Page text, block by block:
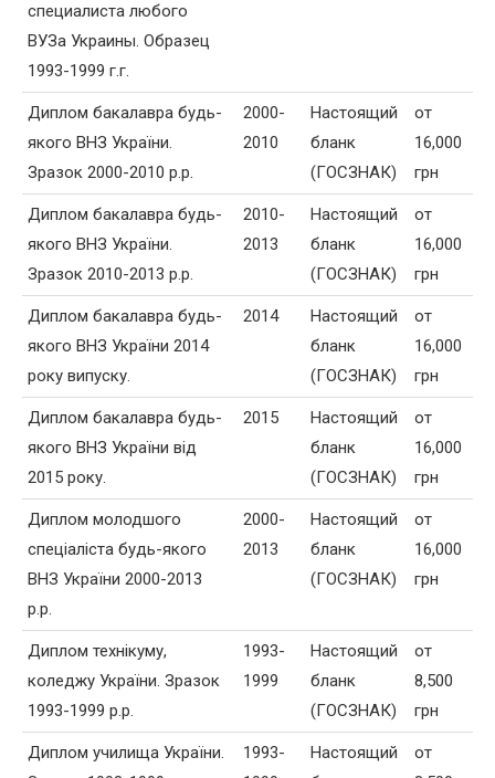
специалиста любого
ВУЗа Украины. Образец
1993-1999 г.г.
Диплом бакалавра будь-
якого ВНЗ України.
Зразок 2000-2010 р.р.
2000-
2010
Настоящий
бланк
(ГОСЗНАК)
от
16,000
грн
Диплом бакалавра будь-
якого ВНЗ України.
Зразок 2010-2013 р.р.
2010-
2013
Настоящий
бланк
(ГОСЗНАК)
от
16,000
грн
Диплом бакалавра будь-
якого ВНЗ України 2014
року випуску.
2014
Настоящий
бланк
(ГОСЗНАК)
от
16,000
грн
Диплом бакалавра будь-
якого ВНЗ України від
2015 року.
2015
Настоящий
бланк
(ГОСЗНАК)
от
16,000
грн
Диплом молодшого
спеціаліста будь-якого
ВНЗ України 2000-2013
р.р.
2000-
2013
Настоящий
бланк
(ГОСЗНАК)
от
16,000
грн
Диплом технікуму,
коледжу України. Зразок
1993-1999 р.р.
1993-
1999
Настоящий
бланк
(ГОСЗНАК)
от
8,500
грн
Диплом училища України.
1993-
Настоящий
от